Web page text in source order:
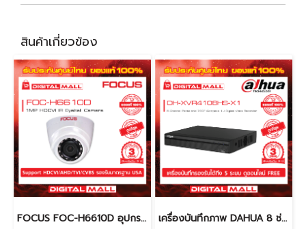
สินค้าเกี่ยวข้อง
FOCUS FOC-H6610D อุปกรณ์กล้องวงจรปิด (CCTV) เครื่องบันทึกภาพ DAHUA 8 ช่อง DH-XVR4108HS-X (DVR)